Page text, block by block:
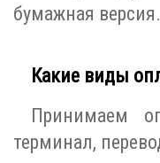
бумажная версия.
Какие виды
Принимаем
терминал,